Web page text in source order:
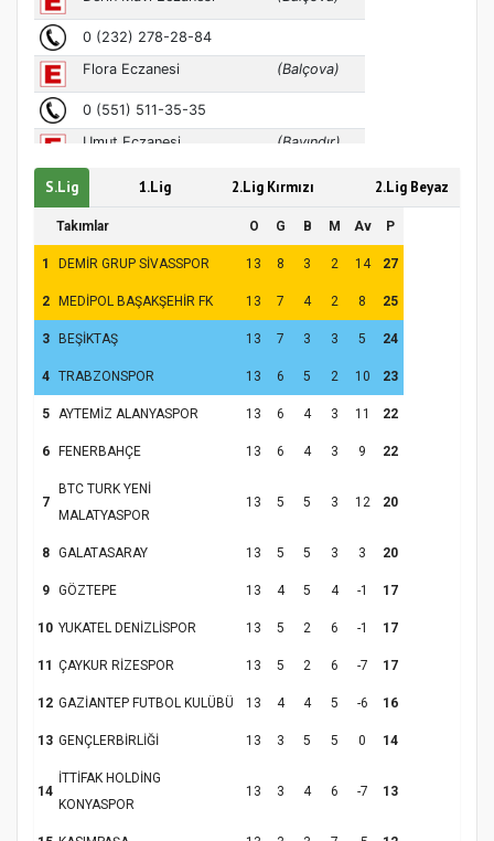
Hz. Peygamber ve Gençlik Konferansı
Kapanış Programı
S.Lig 1.Lig 2.Lig Kırmızı 2.Lig Beyaz
Takımlar O G B M Av P
1 DEMİR GRUP SİVASSPOR 13 8 3 2 14 27
2 MEDİPOL BAŞAKŞEHİR FK 13 7 4 2 8 25
3 BEŞİKTAŞ 13 7 3 3 5 24
4 TRABZONSPOR 13 6 5 2 10 23
5 AYTEMİZ ALANYASPOR 13 6 4 3 11 22
6 FENERBAHÇE 13 6 4 3 9 22
7
BTC TURK YENİ
MALATYASPOR
13 5 5 3 12 20
8 GALATASARAY 13 5 5 3 3 20
9 GÖZTEPE 13 4 5 4 -1 17
10 YUKATEL DENİZLİSPOR 13 5 2 6 -1 17
11 ÇAYKUR RİZESPOR 13 5 2 6 -7 17
12 GAZİANTEP FUTBOL KULÜBÜ 13 4 4 5 -6 16
13 GENÇLERBİRLİĞİ 13 3 5 5 0 14
14
İTTİFAK HOLDİNG
KONYASPOR
13 3 4 6 -7 13